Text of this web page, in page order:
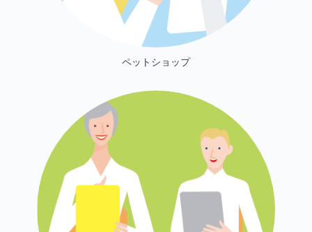
ペットショップ